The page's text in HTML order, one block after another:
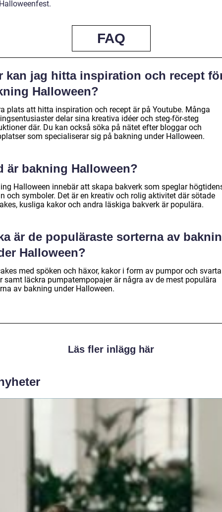
FAQ
kan jag hitta inspiration och recept
Halloween?
plats att hitta inspiration och recept är på Youtube. Många
delar sina kreativa idéer och steg-för-steg
där. Du kan också söka på nätet efter bloggar och
som specialiserar sig på bakning under Halloween.
är bakning Halloween?
Halloween innebär att skapa bakverk som speglar
och symboler. Det är en kreativ och rolig aktivitet där sötade
kusliga kakor och andra läskiga bakverk är populära.
är de populäraste sorterna av
Halloween?
med spöken och häxor, kakor i form av pumpor och svarta
samt läckra pumpatempopajer är några av de mest populära
av bakning under Halloween.
Läs fler inlägg här